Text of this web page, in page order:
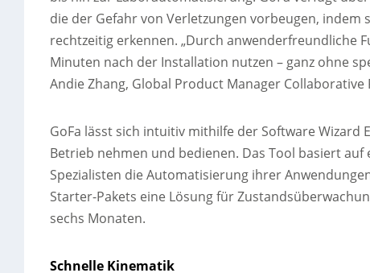
die der Gefahr von Verletzungen vorbeugen,
rechtzeitig erkennen. „Durch anwenderfreundliche
Minuten nach der Installation nutzen – ganz ohne
Andie Zhang, Global Product Manager Collaborative
GoFa lässt sich intuitiv mithilfe der Software Wizard
Betrieb nehmen und bedienen. Das Tool basiert
Spezialisten die Automatisierung ihrer
Starter-Pakets eine Lösung für
sechs Monaten.
Schnelle Kinematik